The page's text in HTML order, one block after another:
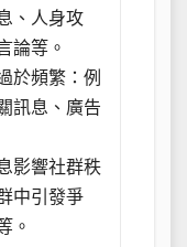
、人身攻
論等。
於頻繁：例
訊息、廣告
影響社群秩
中引發爭
。